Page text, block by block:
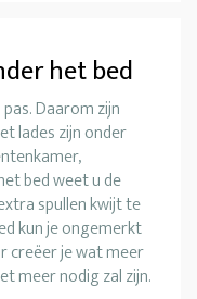
het bed
Daarom zijn
lades zijn onder
bed weet u de
spullen kwijt te
kun je ongemerkt
creëer je wat meer
meer nodig zal zijn.